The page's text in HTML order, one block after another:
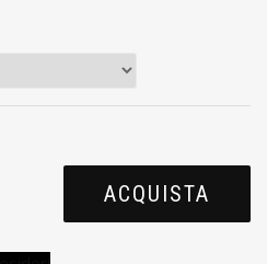
ACQUISTA